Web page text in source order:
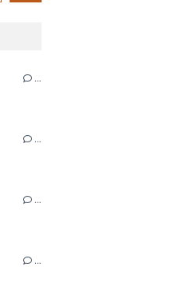
…
…
…
…